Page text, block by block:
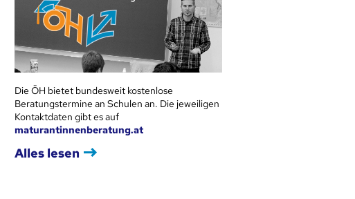
Die ÖH bietet bundesweit kostenlose
Beratungstermine an Schulen an. Die jeweiligen
Kontaktdaten gibt es auf
maturantinnenberatung.at
Alles lesen